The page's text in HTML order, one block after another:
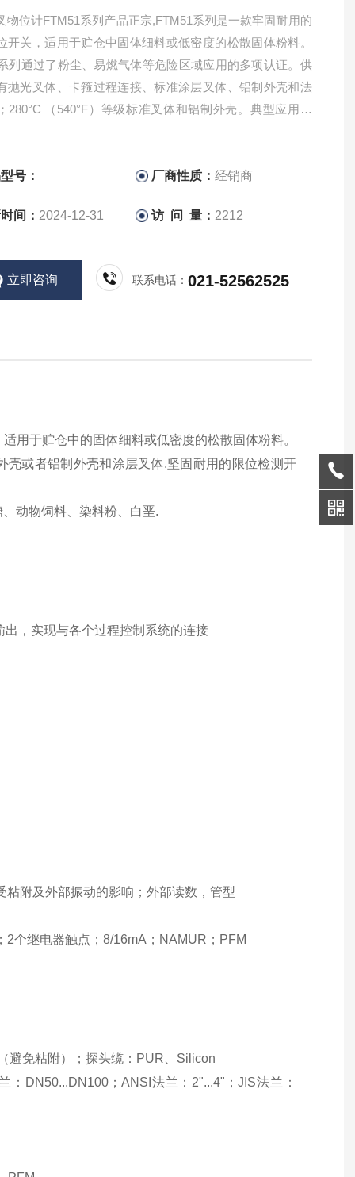
物位计FTM51系列产品正宗,FTM51系列是一款牢固耐用的
开关，适用于贮仓中固体细料或低密度的松散固体粉料。
列通过了粉尘、易燃气体等危险区域应用的多项认证。供
抛光叉体、卡箍过程连接、标准涂层叉体、铝制外壳和法
280°C （540°F）等级标准叉体和铝制外壳。典型应用包
号：
厂商性质：经销商
间： 2024-12-31 访 问 量： 2212
立即咨询 联系电话：021-52562525
用于贮仓中的固体细料或低密度的松散固体粉料。
或者铝制外壳和涂层叉体.坚固耐用的限位检测开
动物饲料、染料粉、白垩.
，实现与各个过程控制系统的连接
附及外部振动的影响；外部读数，管型
个继电器触点；8/16mA；NAMUR；PFM
避免粘附）；探头缆：PUR、Silicon
DN50...DN100；ANSI法兰：2"...4"；JIS法兰：